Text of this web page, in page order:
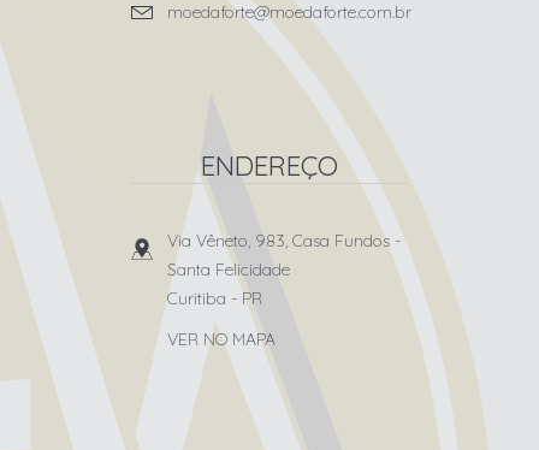
moedaforte@moedaforte.com.br
ENDEREÇO
Via Vêneto, 983, Casa Fundos -
Santa Felicidade
Curitiba - PR
VER NO MAPA